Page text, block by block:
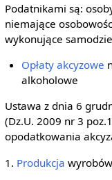
Podatnikami są:
niemające
wykonujące
Opłaty akcyzowe
alkoholowe
Ustawa z dnia 6
(Dz.U. 2009 nr 3
opodatkowania
1. Produkcja